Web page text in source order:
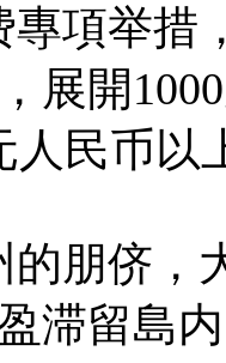
專項举措
展開
人民币以
的朋侪，
滞留島